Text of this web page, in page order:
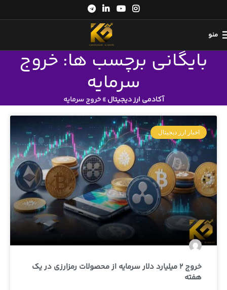
منو
بایگانی برچسب ها: خروج
سرمایه
آکادمی ارز دیجیتال»خروج سرمایه
اخبار ارز دیجیتال
خروج 2 میلیارد دلار سرمایه از محصولات رمزارزی در یک
هفته